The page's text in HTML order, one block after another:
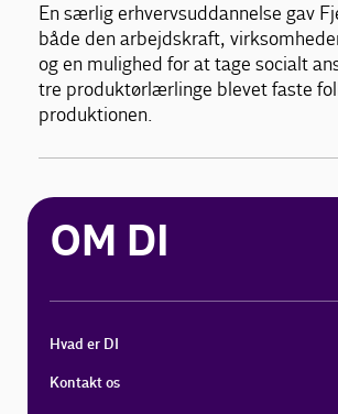
En særlig erhvervsuddannelse gav
både den arbejdskraft,
og en mulighed for at tage socialt
tre produktørlærlinge blevet faste
produktionen.
OM DI
Hvad er DI
Kontakt os